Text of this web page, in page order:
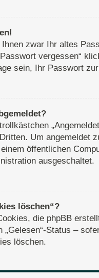
zwar Ihr altes
vergessen“
sein, Ihr Passwort
Um angemeldet
öffentlichen
ausgeschaltet.
löschen“?
die phpBB
„Gelesen“-Status –
löschen.